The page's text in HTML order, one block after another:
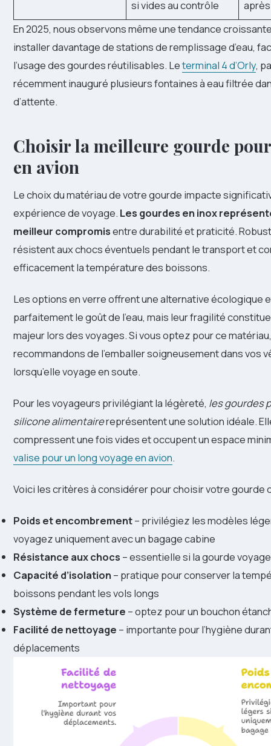
si vides au contrôle
En 2025, nous observons même une tendance
installer davantage de stations de remplissage d’eau,
l’usage des gourdes réutilisables. Leterminal 4 d’Orly,
récemment inauguré plusieurs fontaines à eau filtrée
d’attente.
Choisir la meilleure gourde
en avion
Le choix du matériau de votre gourde impacte
expérience de voyage. Les gourdes en inox
meilleur compromisentre durabilité et praticité.
résistent aux chocs éventuels pendant le transport et
efficacement la température des boissons.
Les options en verre offrent une alternative écologique
parfaitement le goût de l’eau, mais leur fragilité
majeur lors des voyages. Si vous optez pour ce
recommandons de l’emballer soigneusement dans vos
lorsqu’elle voyage en soute.
Pour les voyageurs privilégiant la légèreté, les gourdes
silicone alimentairereprésentent une solution idéale.
compressent une fois vides et occupent un espace
valise pour un long voyage en avion.
Voici les critères à considérer pour choisir votre gourde
Poids et encombrement– privilégiez les modèles
voyagez uniquement avec un bagage cabine
Résistance aux chocs – essentielle si la gourde
Capacité d’isolation – pratique pour conserver la
boissons pendant les vols longs
Système de fermeture – optez pour un bouchon
Facilité de nettoyage – importante pour l’hygiène
déplacements